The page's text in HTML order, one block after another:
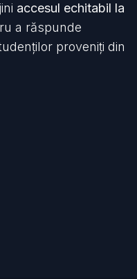
accesul echitabil la
a răspunde
proveniți din